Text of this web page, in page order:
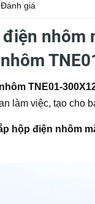
Đánh giá
nhôm
TNE01-
làm việc, tạo cho
hộp điện nhôm